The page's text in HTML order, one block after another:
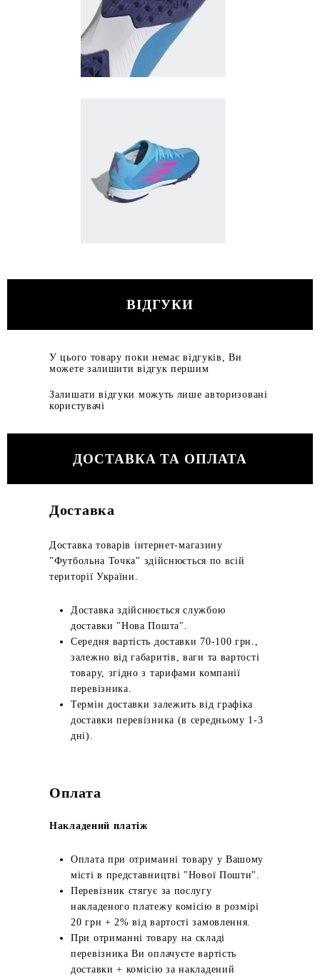
ВІДГУКИ
У цього товару поки немає відгуків, Ви
можете залишити відгук першим
Залишати відгуки можуть лише авторизовані
користувачі
ДОСТАВКА ТА ОПЛАТА
Доставка
Доставка товарів інтернет-магазину
"Футбольна Точка" здійснюється по всій
території України.
Доставка здійснюється службою
доставки "Нова Пошта".
Середня вартість доставки 70-100 грн.,
залежно від габаритів, ваги та вартості
товару, згідно з тарифами компанії
перевізника.
Термін доставки залежить від графіка
доставки перевізника (в середньому 1-3
дні).
Оплата
Накладений платіж
Оплата при отриманні товару у Вашому
місті в представництві "Нової Пошти".
Перевізник стягує за послугу
накладеного платежу комісію в розмірі
20 грн + 2% від вартості замовлення.
При отриманні товару на складі
перевізника Ви оплачуєте вартість
доставки + комісію за накладений